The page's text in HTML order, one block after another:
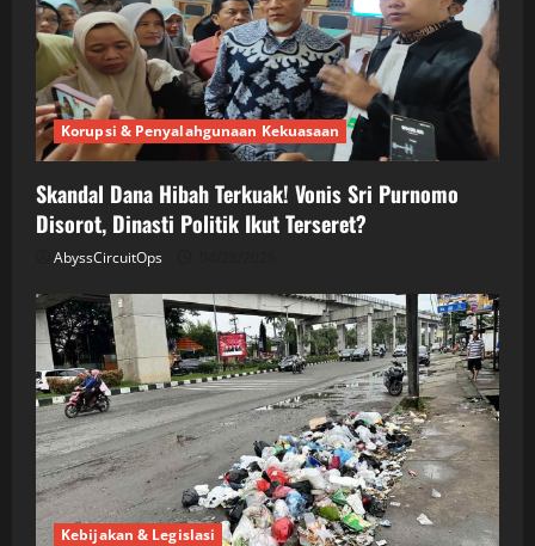
Korupsi & Penyalahgunaan Kekuasaan
Skandal Dana Hibah Terkuak! Vonis Sri Purnomo
Disorot, Dinasti Politik Ikut Terseret?
AbyssCircuitOps
Kebijakan & Legislasi